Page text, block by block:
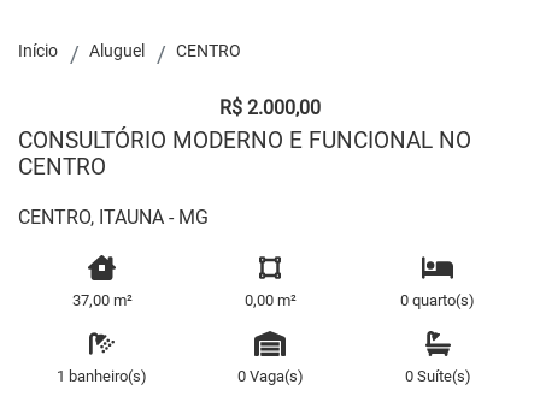
Início Aluguel CENTRO
R$ 2.000,00
CONSULTÓRIO MODERNO E FUNCIONAL NO
CENTRO
CENTRO, ITAUNA - MG
37,00 m² 0,00 m² 0 quarto(s)
1 banheiro(s) 0 Vaga(s) 0 Suíte(s)